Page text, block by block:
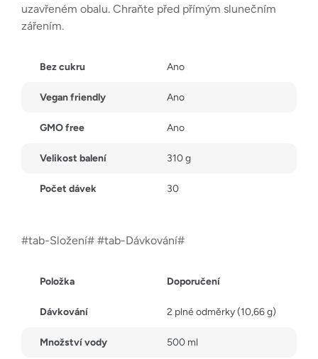
uzavřeném obalu. Chraňte před přímým slunečním
zářením.
Bez cukru Ano
Vegan friendly Ano
GMO free Ano
Velikost balení 310 g
Počet dávek 30
#tab-Složení# #tab-Dávkování#
Položka Doporučení
Dávkování 2 plné odměrky (10,66 g)
Množství vody 500 ml